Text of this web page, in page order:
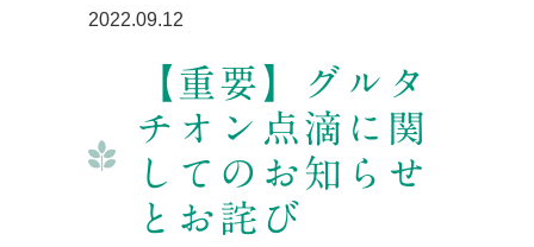
2022.09.12
【重要】グルタ
チオン点滴に関
してのお知らせ
とお詫び